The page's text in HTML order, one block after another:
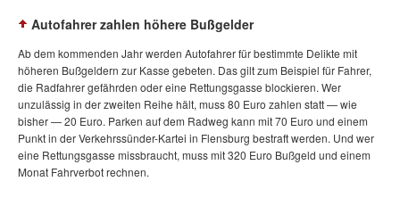
Autofahrer zahlen höhere Bußgelder
Ab dem kommenden Jahr werden Autofahrer für bestimmte Delikte mit
höheren Bußgeldern zur Kasse gebeten. Das gilt zum Beispiel für Fahrer,
die Radfahrer gefährden oder eine Rettungsgasse blockieren. Wer
unzulässig in der zweiten Reihe hält, muss 80 Euro zahlen statt — wie
bisher — 20 Euro. Parken auf dem Radweg kann mit 70 Euro und einem
Punkt in der Verkehrssünder-Kartei in Flensburg bestraft werden. Und wer
eine Rettungsgasse missbraucht, muss mit 320 Euro Bußgeld und einem
Monat Fahrverbot rechnen.